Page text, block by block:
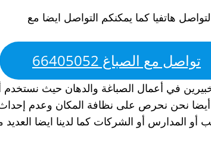
هاتفيا كما يمكنكم التواصل ايضا مع
تواصل مع الصباغ 66405052
في أعمال الصباغة والدهان حيث
نحن نحرص على نظافة المكان وعدم
أو المدارس أو الشركات كما لدينا ايضا